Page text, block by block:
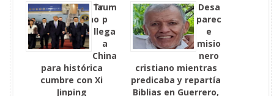
los frentes: la
campaña no
terminó
Trum
p
llega
a
China
para histórica
cumbre con Xi
Jinping
Desa
parec
e
misio
nero
cristiano mientras
predicaba y repartía
Biblias en Guerrero,